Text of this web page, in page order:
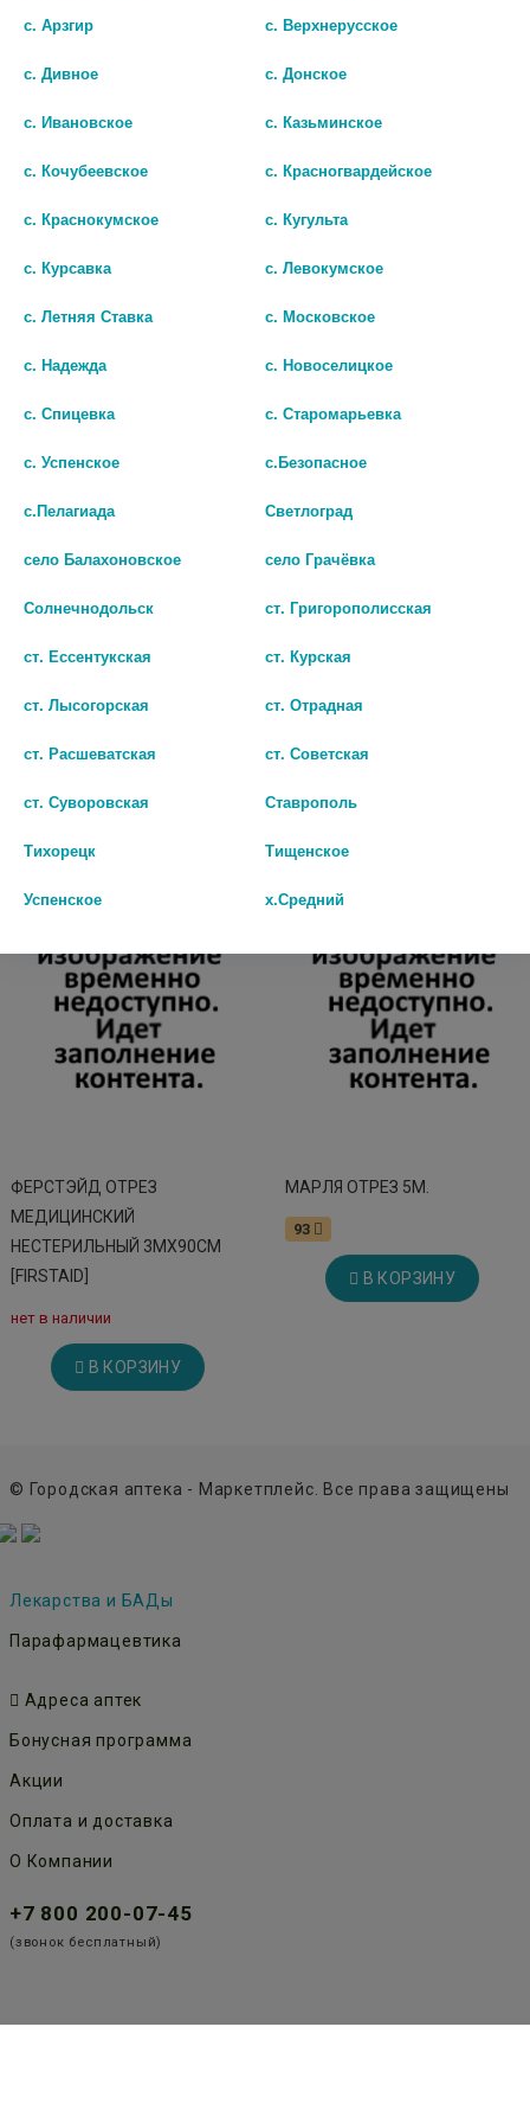
Показать все ...
Популярные в разделе
179
В КОРЗИНУ
ПЛ.36Г./2М. 3М./90СМ.
215
ФЕРСТЭЙД ОТРЕЗ
МЕДИЦИНСКИЙ
НЕСТЕРИЛЬНЫЙ 3МX90СМ
[FIRSTAID]
нет в наличии
В КОРЗИНУ
МАРЛЯ ОТРЕЗ 5М.
93
В КОРЗИНУ
© Городская аптека - Маркетплейс. Все права защищены
Лекарства и БАДы
Парафармацевтика
Адреса аптек
Бонусная программа
Акции
Оплата и доставка
О Компании
+7 800 200-07-45
(звонок бесплатный)
с. Арзгир с. Верхнерусское
с. Дивное с. Донское
с. Ивановское с. Казьминское
с. Кочубеевское с. Красногвардейское
с. Краснокумское с. Кугульта
с. Курсавка с. Левокумское
с. Летняя Ставка с. Московское
с. Надежда с. Новоселицкое
с. Спицевка с. Старомарьевка
с. Успенское с.Безопасное
с.Пелагиада Светлоград
село Балахоновское село Грачёвка
Солнечнодольск ст. Григорополисская
ст. Ессентукская ст. Курская
ст. Лысогорская ст. Отрадная
ст. Расшеватская ст. Советская
ст. Суворовская Ставрополь
Тихорецк Тищенское
Успенское х.Средний